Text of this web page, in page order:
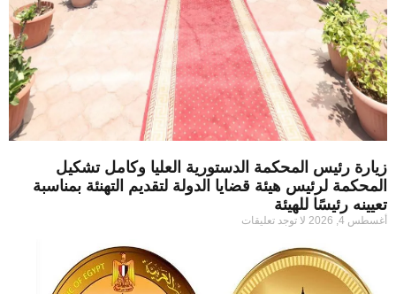
زيارة رئيس المحكمة الدستورية العليا وكامل تشكيل
المحكمة لرئيس هيئة قضايا الدولة لتقديم التهنئة بمناسبة
تعيينه رئيسًا للهيئة
أغسطس 4, 2026 لا توجد تعليقات